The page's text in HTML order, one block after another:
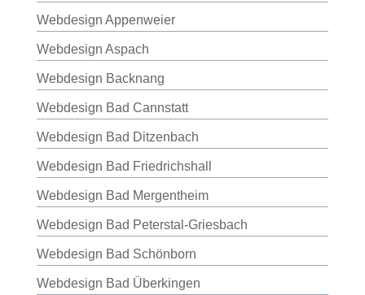
Webdesign Appenweier
Webdesign Aspach
Webdesign Backnang
Webdesign Bad Cannstatt
Webdesign Bad Ditzenbach
Webdesign Bad Friedrichshall
Webdesign Bad Mergentheim
Webdesign Bad Peterstal-Griesbach
Webdesign Bad Schönborn
Webdesign Bad Überkingen